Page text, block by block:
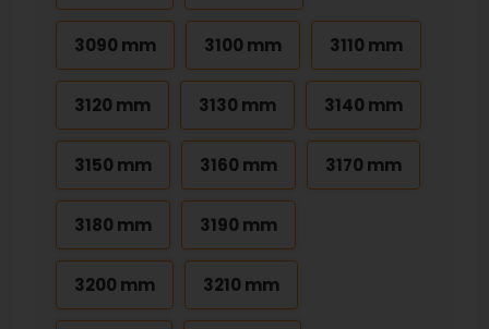
3090 mm 3100 mm 3110 mm
3120 mm 3130 mm 3140 mm
3150 mm 3160 mm 3170 mm
3180 mm 3190 mm
3200 mm 3210 mm